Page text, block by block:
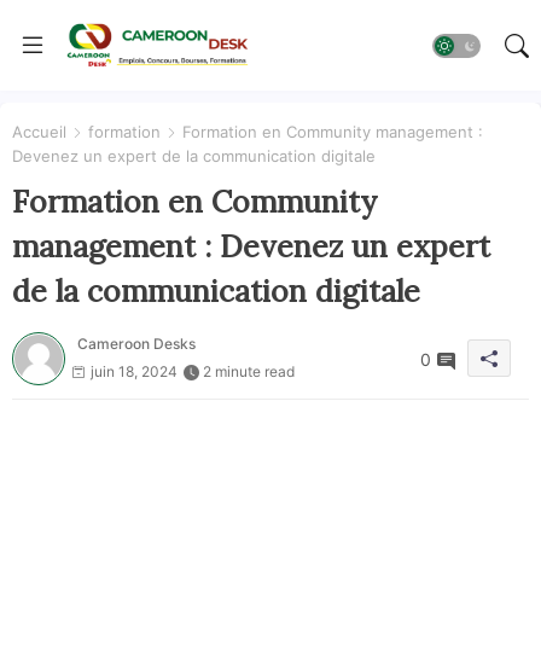
Accueil formation
Formation en Community management :
Devenez un expert de la communication digitale
Formation en Community
management : Devenez un expert
de la communication digitale
Cameroon Desks
juin 18, 2024
2 minute read
0